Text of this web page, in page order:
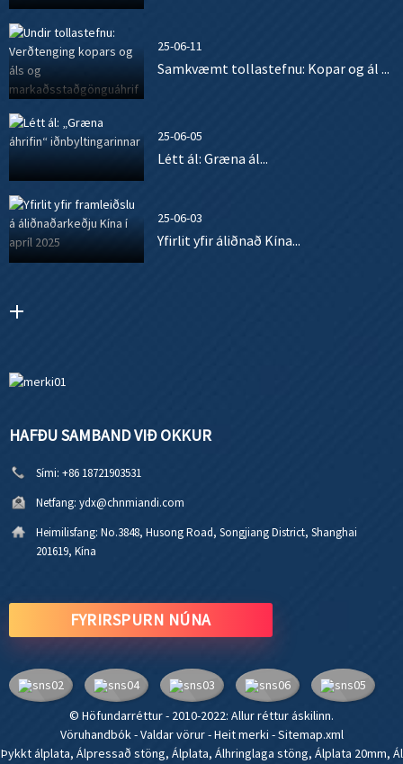
25-06-11
Samkvæmt tollastefnu: Kopar og ál ...
25-06-05
Létt ál: Græna ál...
25-06-03
Yfirlit yfir áliðnað Kína...
HAFÐU SAMBAND VIÐ OKKUR
Sími: +86 18721903531
Netfang: ydx@chnmiandi.com
Heimilisfang: No.3848, Husong Road, Songjiang District, Shanghai
201619, Kína
FYRIRSPURN NÚNA
© Höfundarréttur - 2010-2022: Allur réttur áskilinn.
Vöruhandbók -Valdar vörur-Heit merki -Sitemap.xml
Þykkt álplata, Álpressað stöng, Álplata, Álhringlaga stöng, Álplata 20mm, Ál